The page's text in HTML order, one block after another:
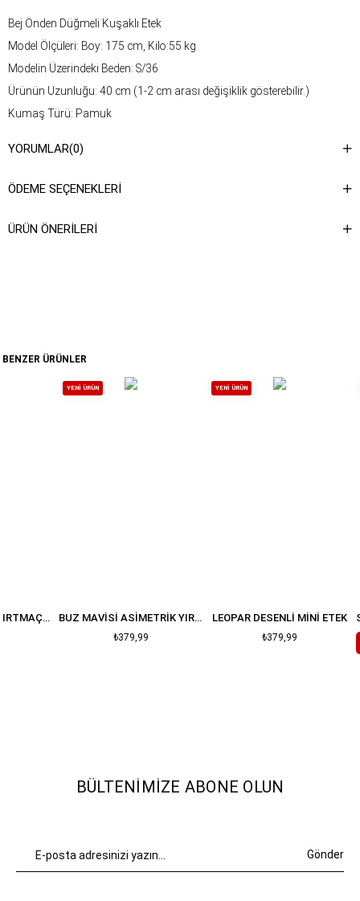
Bej Önden Düğmeli Kuşaklı Etek
Model Ölçüleri: Boy: 175 cm, Kilo:55 kg
Modelin Üzerindeki Beden: S/36
Ürünün Uzunluğu: 40 cm (1-2 cm arası değişiklik gösterebilir.)
Kumaş Türü: Pamuk
talimatına ulaşabilirsiniz.
YORUMLAR(0)
ÖDEME SEÇENEKLERI
ÜRÜN ÖNERILERI
BENZER ÜRÜNLER
MAVI ASIMETRIK YIRTMAÇLI KOT ETEK BUZ MAVISI ASIMETRIK YIRTMAÇLI KOT ETEK
₺379,99
YENI ÜRÜN
LEOPAR DESENLI MINI ETEK
₺379,99
YENI ÜRÜN
BÜLTENIMIZE ABONE OLUN
Gönder